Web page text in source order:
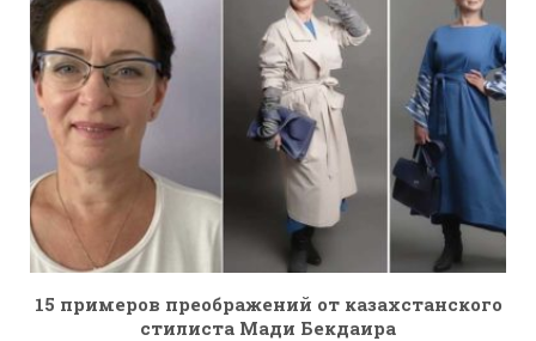
15 примеров преображений от казахстанского
стилиста Мади Бекдаира